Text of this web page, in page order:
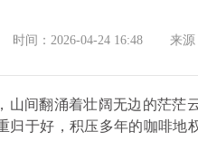
时间：2026-04-24 16:48 来源
山间翻涌着壮阔无边的茫茫
归于好，积压多年的咖啡地